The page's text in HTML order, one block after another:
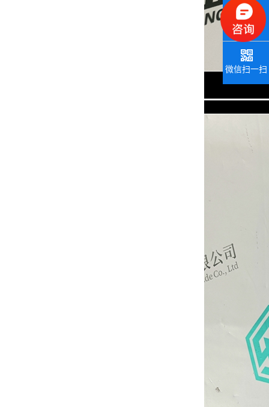
联系电话
微信扫一扫